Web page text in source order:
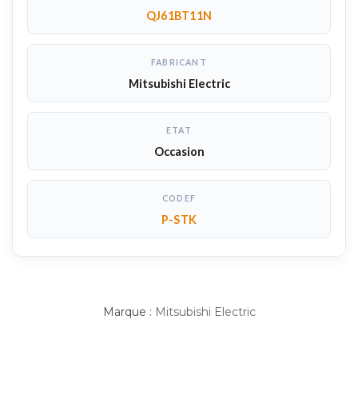
QJ61BT11N
FABRICANT
Mitsubishi Electric
ETAT
Occasion
CODEF
P-STK
Marque : Mitsubishi Electric